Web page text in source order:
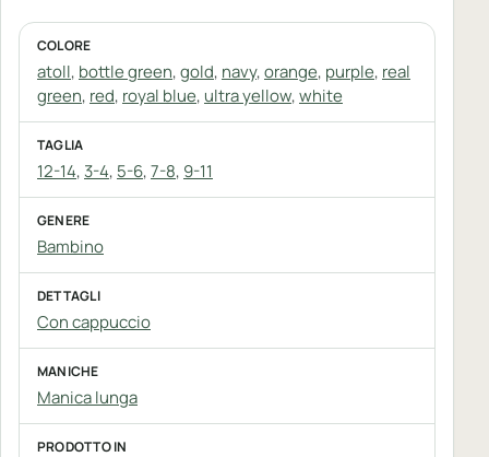
COLORE
atoll, bottle green,gold, navy,orange, purple, real
green, red, royal blue, ultra yellow,white
TAGLIA
12-14, 3-4, 5-6,7-8, 9-11
GENERE
Bambino
DETTAGLI
Con cappuccio
MANICHE
Manica lunga
PRODOTTO IN